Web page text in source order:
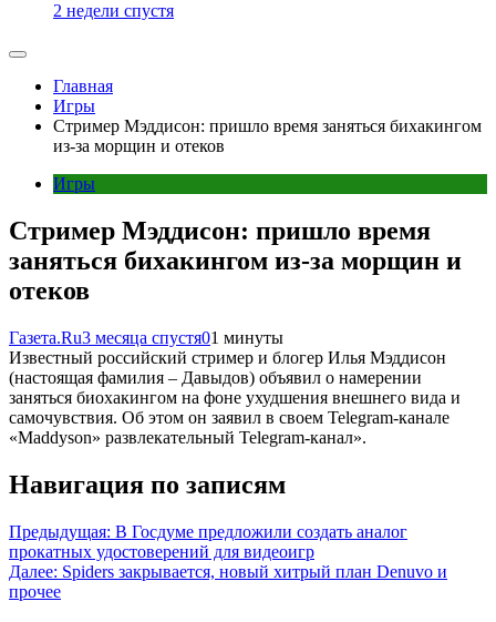
2 недели спустя
Главная
Игры
Стример Мэддисон: пришло время заняться бихакингом
из-за морщин и отеков
Игры
Стример Мэддисон: пришло время
заняться бихакингом из-за морщин и
отеков
Газета.Ru3 месяца спустя01 минуты
Известный российский стример и блогер Илья Мэддисон
(настоящая фамилия – Давыдов) объявил о намерении
заняться биохакингом на фоне ухудшения внешнего вида и
самочувствия. Об этом он заявил в своем Telegram-канале
«Maddyson» развлекательный Telegram-канал».
Навигация по записям
Предыдущая: В Госдуме предложили создать аналог
прокатных удостоверений для видеоигр
Далее: Spiders закрывается, новый хитрый план Denuvo и
прочее